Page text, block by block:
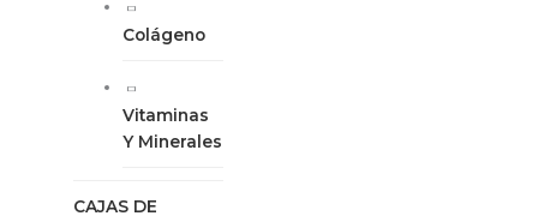
Colágeno
Vitaminas
Y Minerales
CAJAS DE